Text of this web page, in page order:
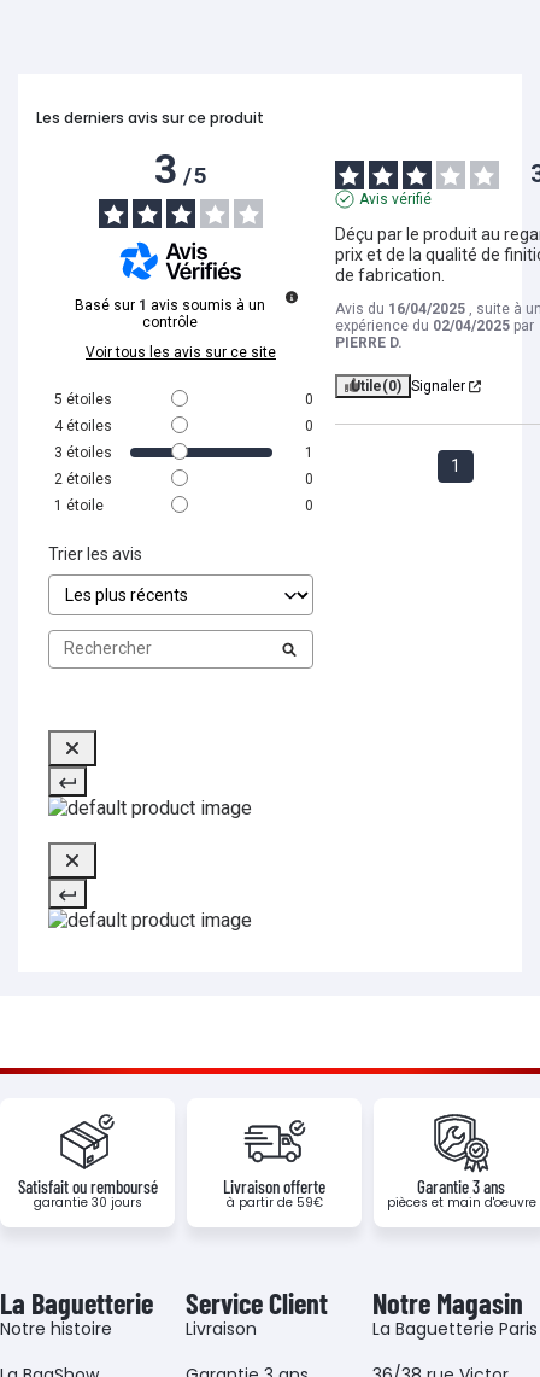
Les derniers avis sur ce produit
3/5
Basé sur 1 avis soumis à un
contrôle
Voir tous les avis sur ce site
5 étoiles
0
4 étoiles
0
3 étoiles
1
2 étoiles
0
1 étoile 0
Trier les avis
Avis vérifié
Déçu par le produit au
prix et de la qualité de
de fabrication.
Avis du 16/04/2025 , suite à
expérience du 02/04/2025 par
PIERRE D.
Utile(0) Signaler
1
Satisfait ou remboursé
garantie 30 jours
Livraison offerte
à partir de 59€
Garantie 3 ans
pièces et main d'oeuvre
La Baguetterie
Notre histoire
Service Client
Livraison
Notre Magasin
La Baguetterie Paris